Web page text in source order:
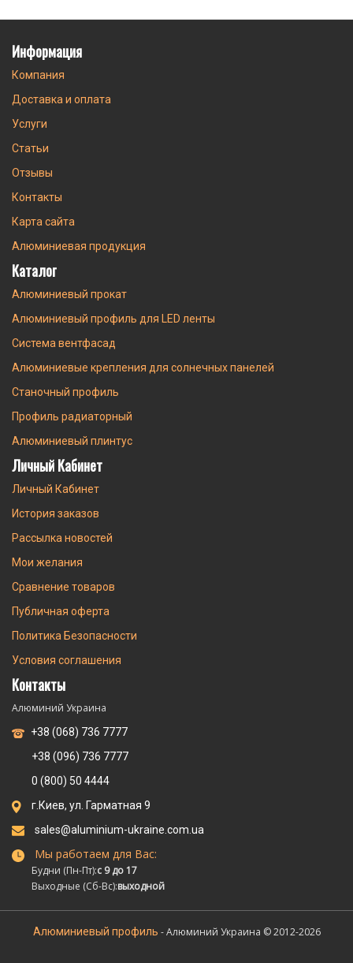
Информация
Компания
Доставка и оплата
Услуги
Статьи
Отзывы
Контакты
Карта сайта
Алюминиевая продукция
Каталог
Алюминиевый прокат
Алюминиевый профиль для LED ленты
Система вентфасад
Алюминиевые крепления для солнечных панелей
Станочный профиль
Профиль радиаторный
Алюминиевый плинтус
Личный Кабинет
Личный Кабинет
История заказов
Рассылка новостей
Мои желания
Сравнение товаров
Публичная оферта
Политика Безопасности
Условия соглашения
Контакты
Алюминий Украина
+38 (068) 736 7777
+38 (096) 736 7777
0 (800) 50 4444
г.Киев, ул. Гарматная 9
sales@aluminium-ukraine.com.ua
Мы работаем для Вас:
Будни (Пн-Пт):с 9 до 17
Выходные (Сб-Вс):выходной
Алюминиевый профиль - Алюминий Украина © 2012-2026